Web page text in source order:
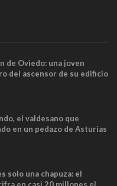
de Oviedo: una joven
del ascensor de su edificio
últimos minutos
el valdesano que
en un pedazo de Asturias
solo una chapuza: el